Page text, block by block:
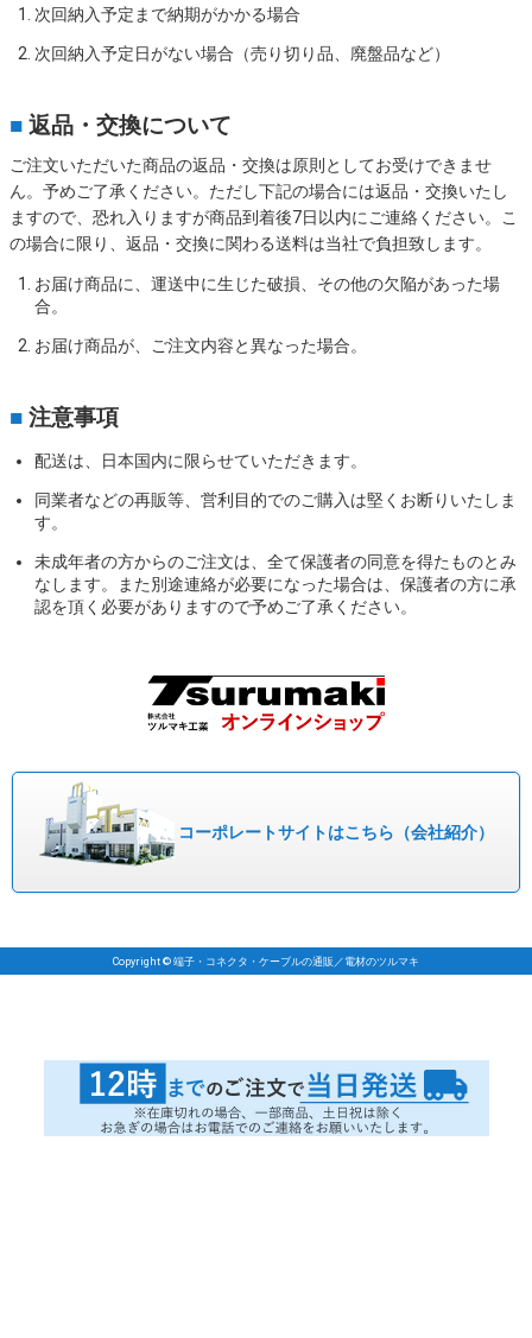
次回納入予定まで納期がかかる場合
次回納入予定日がない場合（売り切り品、廃盤品など）
■ 返品・交換について
ご注文いただいた商品の返品・交換は原則としてお受けできませ
ん。予めご了承ください。ただし下記の場合には返品・交換いたし
ますので、恐れ入りますが商品到着後7日以内にご連絡ください。こ
の場合に限り、返品・交換に関わる送料は当社で負担致します。
お届け商品に、運送中に生じた破損、その他の欠陥があった場
合。
お届け商品が、ご注文内容と異なった場合。
■ 注意事項
配送は、日本国内に限らせていただきます。
同業者などの再販等、営利目的でのご購入は堅くお断りいたしま
す。
未成年者の方からのご注文は、全て保護者の同意を得たものとみ
なします。また別途連絡が必要になった場合は、保護者の方に承
認を頂く必要がありますので予めご了承ください。
コーポレートサイトはこちら （会社紹介）
Copyright © 端子・コネクタ・ケーブルの通販／電材のツルマキ